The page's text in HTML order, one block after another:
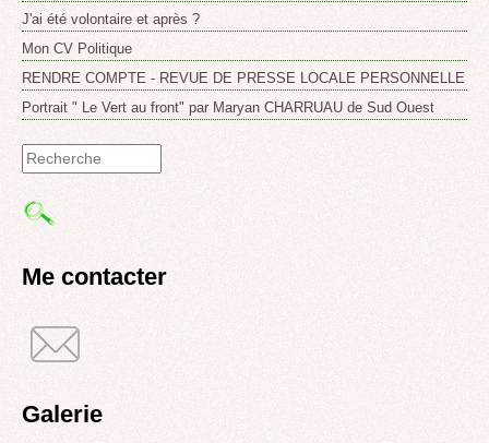
J'ai été volontaire et après ?
Mon CV Politique
RENDRE COMPTE - REVUE DE PRESSE LOCALE PERSONNELLE
Portrait " Le Vert au front" par Maryan CHARRUAU de Sud Ouest
Formulaire
de
recherche
Me contacter
Galerie